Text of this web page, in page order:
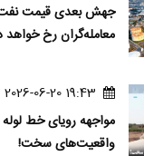
جهش بعدی قیمت نفت
معامله‌گران رخ خواهد
19:43 2026-06-20
مواجهه رویای خط لوله
واقعیت‌های سخت!